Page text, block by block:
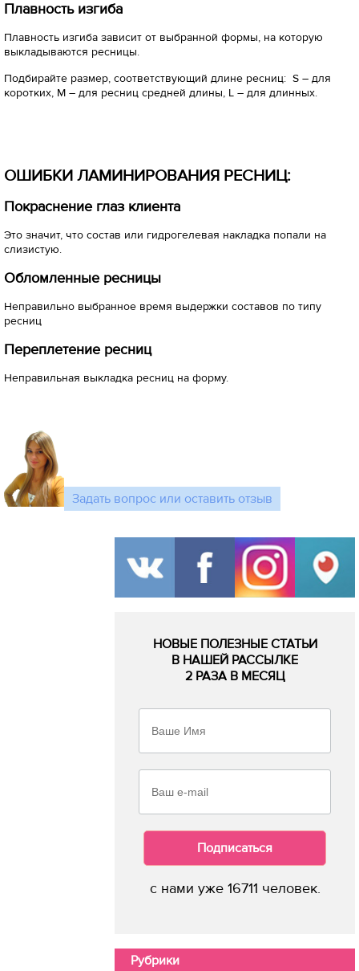
Плавность изгиба
Плавность изгиба зависит от выбранной формы, на которую
выкладываются ресницы.
Подбирайте размер, соответствующий длине ресниц: S – для
коротких, M – для ресниц средней длины, L – для длинных.
ОШИБКИ ЛАМИНИРОВАНИЯ РЕСНИЦ:
Покраснение глаз клиента
Это значит, что состав или гидрогелевая накладка попали на
слизистую.
Обломленные ресницы
Неправильно выбранное время выдержки составов по типу
ресниц
Переплетение ресниц
Неправильная выкладка ресниц на форму.
Задать вопрос или оставить отзыв
НОВЫЕ ПОЛЕЗНЫЕ СТАТЬИ
В НАШЕЙ РАССЫЛКЕ
2 РАЗА В МЕСЯЦ
Подписаться
с нами уже 16711 человек.
Рубрики